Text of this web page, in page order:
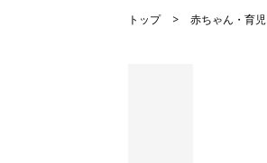
トップ 赤ちゃん・育児